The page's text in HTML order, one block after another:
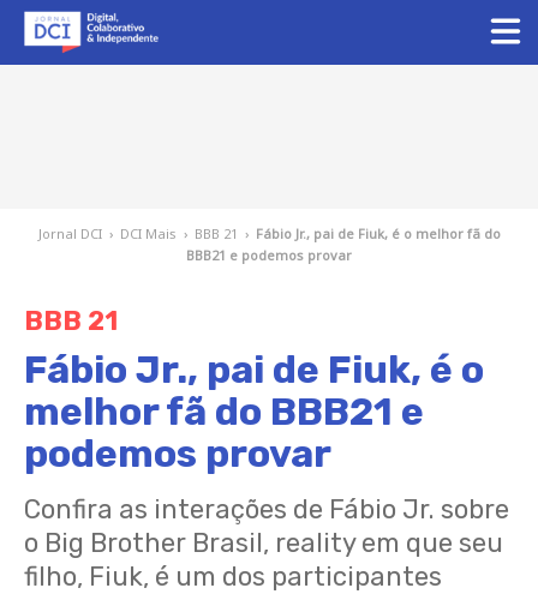
Jornal DCI › DCI Mais › BBB 21 › Fábio Jr., pai de Fiuk, é o melhor fã do
BBB21 e podemos provar
BBB 21
Fábio Jr., pai de Fiuk, é o
melhor fã do BBB21 e
podemos provar
Confira as interações de Fábio Jr. sobre
o Big Brother Brasil, reality em que seu
filho, Fiuk, é um dos participantes